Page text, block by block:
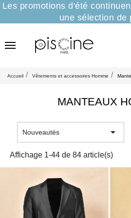
Les promotions d'été
une sélection de
Accueil Vêtements et accessoires Homme
MANTEAUX
Nouveautés 
Affichage 1-44 de 84 article(s)